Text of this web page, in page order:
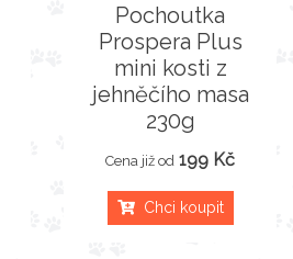
Pochoutka
Prospera Plus
mini kosti z
jehněčího masa
230g
Cena již od 199 Kč
Chci koupit